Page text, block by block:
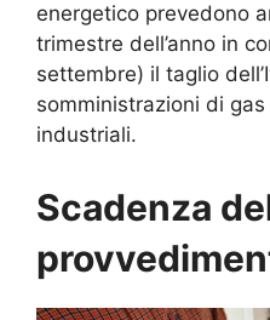
energetico prevedono
trimestre dell’anno in
settembre) il taglio
somministrazioni di
industriali.
Scadenza